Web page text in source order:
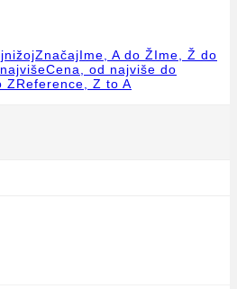
ZnačajIme, A do ŽIme, Ž do
Cena, od najviše do
ZReference, Z to A